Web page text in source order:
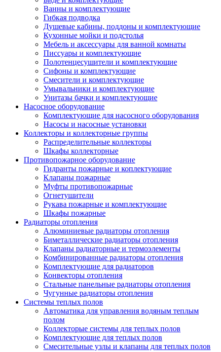
Ванны и комплектующие
Гибкая подводка
Душевые кабины, поддоны и комплектующие
Кухонные мойки и подстолья
Мебель и аксессуары для ванной комнаты
Писсуары и комплектующие
Полотенцесушители и комплектующие
Сифоны и комплектующие
Смесители и комплектующие
Умывальники и комплектующие
Унитазы бачки и комплектующие
Насосное оборудование
Комплектующие для насосного оборудования
Насосы и насосные установки
Коллекторы и коллекторные группы
Распределительные коллекторы
Шкафы коллекторные
Противопожарное оборудование
Гидранты пожарные и коплектующие
Клапаны пожарные
Муфты противопожарные
Огнетушители
Рукава пожарные и комплектующие
Шкафы пожарные
Радиаторы отопления
Алюминиевые радиаторы отопления
Биметаллические радиаторы отопления
Клапаны радиаторные и термоэлементы
Комбинированные радиаторы отопления
Комплектующие для радиаторов
Конвекторы отопления
Стальные панельные радиаторы отопления
Чугунные радиаторы отопления
Системы теплых полов
Автоматика для управления водяным теплым
полом
Коллекторые системы для теплых полов
Комплектующие для теплых полов
Смесительные узлы и клапаны для теплых полов